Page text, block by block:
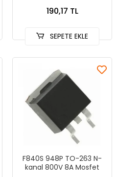
190,17 TL
SEPETE EKLE
F840S 948P TO-263 N-
kanal 800V 8A Mosfet